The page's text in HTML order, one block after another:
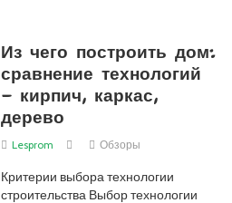
Из чего построить дом:
сравнение технологий
— кирпич, каркас,
дерево
Lesprom Обзоры
Критерии выбора технологии
строительства Выбор технологии